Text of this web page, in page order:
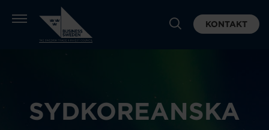
KONTAKT
SYDKOREANSKA